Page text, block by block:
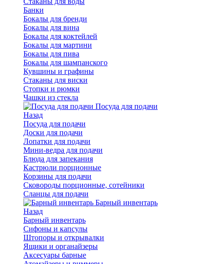
Банки
Бокалы для бренди
Бокалы для вина
Бокалы для коктейлей
Бокалы для мартини
Бокалы для пива
Бокалы для шампанского
Кувшины и графины
Стаканы для виски
Стопки и рюмки
Чашки из стекла
Посуда для подачи
Назад
Посуда для подачи
Доски для подачи
Лопатки для подачи
Мини-ведра для подачи
Блюда для запекания
Кастрюли порционные
Корзины для подачи
Сковороды порционные, сотейники
Сланцы для подачи
Барный инвентарь
Назад
Барный инвентарь
Сифоны и капсулы
Штопоры и открывалки
Ящики и органайзеры
Аксесуары барные